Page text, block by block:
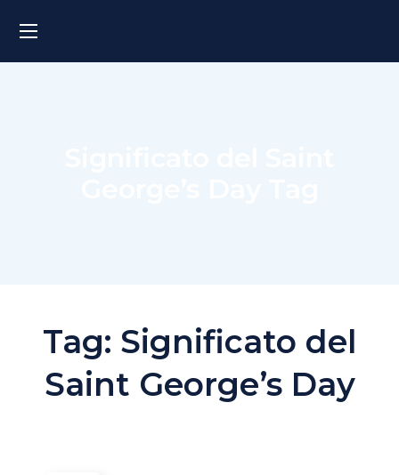
Tag: Significato del
Saint George’s Day